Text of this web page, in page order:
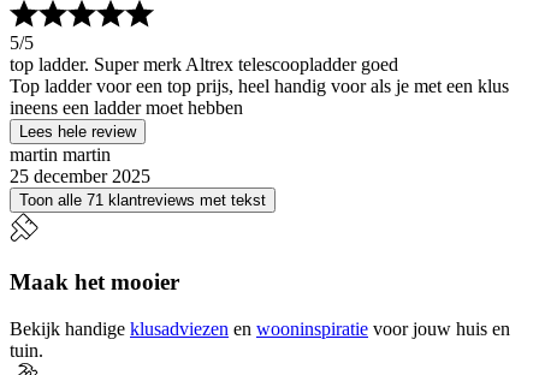
5/5
top ladder. Super merk Altrex telescoopladder goed
Top ladder voor een top prijs, heel handig voor als je met een klus
ineens een ladder moet hebben
Lees hele review
martin martin
25 december 2025
Toon alle 71 klantreviews met tekst
Maak het mooier
Bekijk handige klusadviezen en wooninspiratie voor jouw huis en
tuin.